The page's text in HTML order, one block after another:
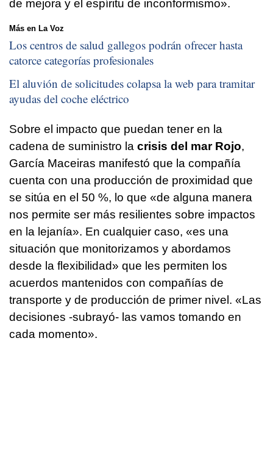
de mejora y el espíritu de inconformismo».
Más en La Voz
Los centros de salud gallegos podrán ofrecer hasta
catorce categorías profesionales
El aluvión de solicitudes colapsa la web para tramitar
ayudas del coche eléctrico
Sobre el impacto que puedan tener en la
cadena de suministro la crisis del mar Rojo,
García Maceiras manifestó que la compañía
cuenta con una producción de proximidad que
se sitúa en el 50 %, lo que «de alguna manera
nos permite ser más resilientes sobre impactos
en la lejanía». En cualquier caso, «es una
situación que monitorizamos y abordamos
desde la flexibilidad» que les permiten los
acuerdos mantenidos con compañías de
transporte y de producción de primer nivel. «Las
decisiones -subrayó- las vamos tomando en
cada momento».